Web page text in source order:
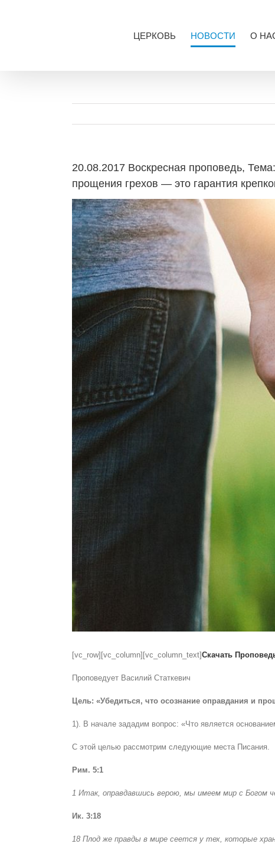
ЦЕРКОВЬ НОВОСТИ О
20.08.2017 Воскресная проповедь,
прощения грехов — это гарантия
View
Larger
Image
[vc_row][vc_column][vc_column_text]Скачать
Проповедует Василий Статкевич
Цель: «Убедиться, что осознание оправдания и
1). В начале зададим вопрос: «Что является
С этой целью рассмотрим следующие места Писания.
Рим. 5:1
1 Итак, оправдавшись верою, мы имеем мир с Богом
Ик. 3:18
18 Плод же правды в мире сеется у тех, которые